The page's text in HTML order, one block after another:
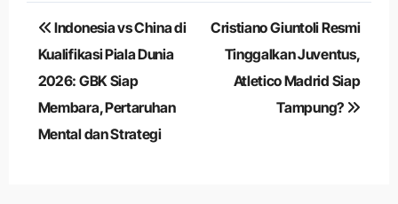
Navigasi
pos
Indonesia vs China di
Kualifikasi Piala Dunia
2026: GBK Siap
Membara, Pertaruhan
Mental dan Strategi
Cristiano Giuntoli Resmi
Tinggalkan Juventus,
Atletico Madrid Siap
Tampung?